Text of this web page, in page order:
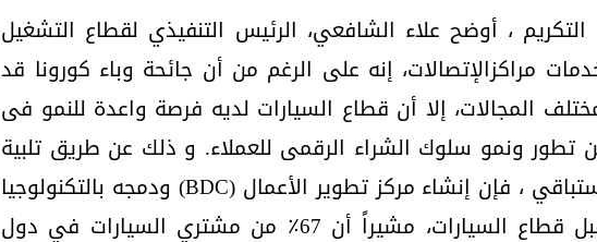
، أوضح علاء الشافعي، الرئيس التنفيذي لقطاع التشغيل
مراكزالإتصالات، إنه على الرغم من أن جائحة وباء كورونا قد
المجالات، إلا أن قطاع السيارات لديه فرصة واعدة للنمو فى
من تطور ونمو سلوك الشراء الرقمى للعملاء. و ذلك عن طريق تلبية
طلباتهم بشكل إستباقي ، فإن إنشاء مركز تطوير الأعمال (BDC) ودمجه بالتكنولوجيا
اللازمة هو مستقبل قطاع السيارات، مشيراً أن 67٪ من مشتري السيارات في دول